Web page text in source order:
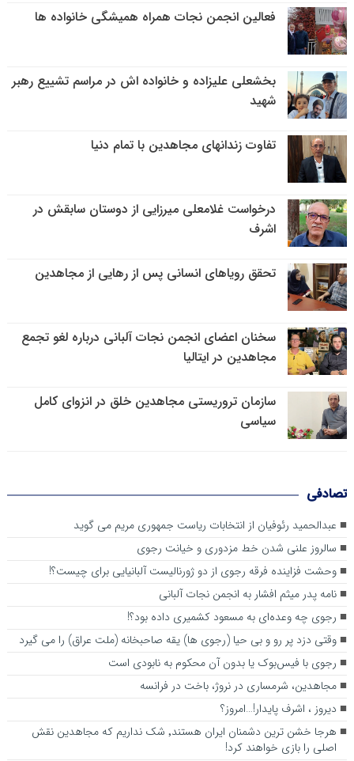
فعالین انجمن نجات همراه همیشگی خانواده ها
بخشعلی علیزاده و خانواده اش در مراسم تشییع رهبر
شهید
تفاوت زندانهای مجاهدین با تمام دنیا
درخواست غلامعلی میرزایی از دوستان سابقش در
اشرف
تحقق رویاهای انسانی پس از رهایی از مجاهدین
سخنان اعضای انجمن نجات آلبانی درباره لغو تجمع
مجاهدین در ایتالیا
سازمان تروریستی مجاهدین خلق در انزوای کامل
سیاسی
تصادفی
عبدالحمید رئوفیان از انتخابات ریاست جمهوری مریم می گوید
سالروز علنی شدن خط مزدوری و خیانت رجوی
وحشت فزاینده فرقه رجوی از دو ژورنالیست آلبانیایی برای چیست؟!
نامه پدر میثم افشار به انجمن نجات آلبانی
رجوی چه وعده‌ای به مسعود کشمیری داده بود؟!
وقتی دزد پر رو و بی حیا (رجوی ها) یقه صاحبخانه (ملت عراق) را می گیرد
رجوی با فیس‌بوک یا بدون آن محکوم به نابودی است
مجاهدین، شرم‎ساری در نروژ، باخت در فرانسه
ديروز ، اشرف پايدار!…امروز؟
هرجا خشن ترین دشمنان ایران هستند٬ شک نداریم که مجاهدین نقش
اصلی را بازی خواهند کرد!